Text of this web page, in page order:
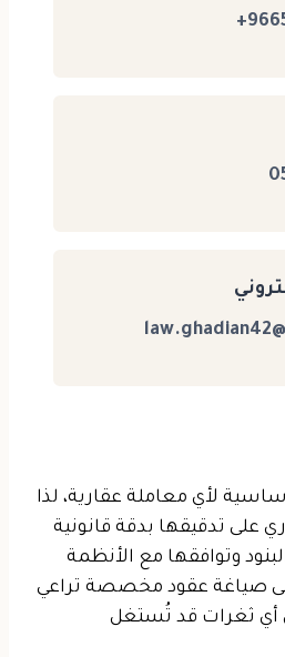
لأي معاملة عقارية، لذا
على تدقيقها بدقة قانونية
وتوافقها مع الأنظمة
صياغة عقود مخصصة تراعي
أي ثغرات قد تُستغل